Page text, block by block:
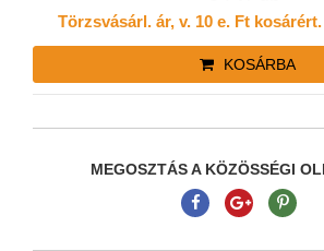
Törzsvásárl. ár, v. 10 e. Ft
KOSÁRBA
MEGOSZTÁS A KÖZÖSSÉGI